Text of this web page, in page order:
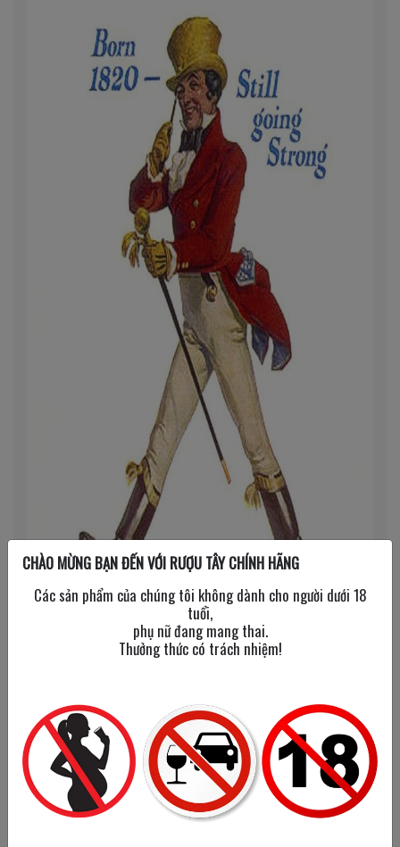
Chính những tinh thần phát triển, phương châm hoạt động
luôn hướng về phía trước mang đến cho gia đình này rất
nhiều thành tựu nổi bật. Tinh thần của gia đình sẽ mãi mãi
tạo ra nguồn cảm hứng bất tận để các thành viên kế nhiệm
sáng tạo ra các loại rượu ngon khác mang đến cho thị
trường.
CHÀO MỪNG BẠN ĐẾN VỚI RƯỢU TÂY CHÍNH HÃNG
Các sản phẩm của chúng tôi không dành cho người dưới 18
tuổi,
phụ nữ đang mang thai.
Thưởng thức có trách nhiệm!